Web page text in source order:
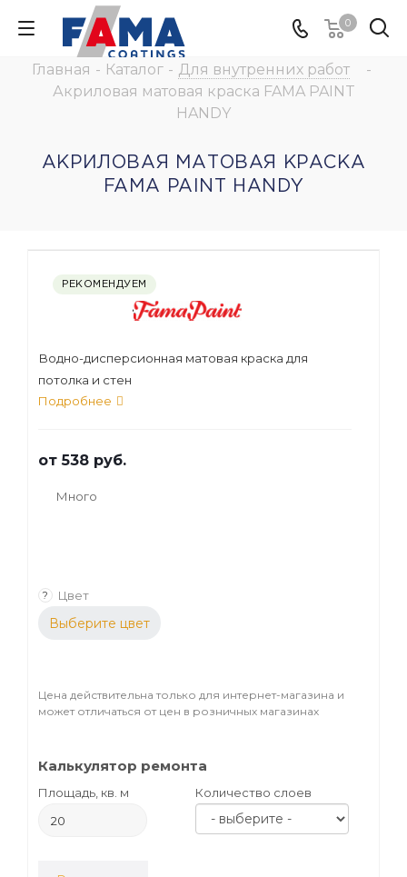
0
Главная - Каталог - Для внутренних работ
-
Акриловая матовая краска FAMA PAINT
HANDY
АКРИЛОВАЯ МАТОВАЯ КРАСКА
FAMA PAINT HANDY
РЕКОМЕНДУЕМ
Водно-дисперсионная матовая краска для
потолка и стен
Подробнее
от538 руб.
Много
? Цвет
Выберите цвет
Цена действительна только для интернет-магазина и
может отличаться от цен в розничных магазинах
Калькулятор ремонта
Площадь, кв. м Количество слоев